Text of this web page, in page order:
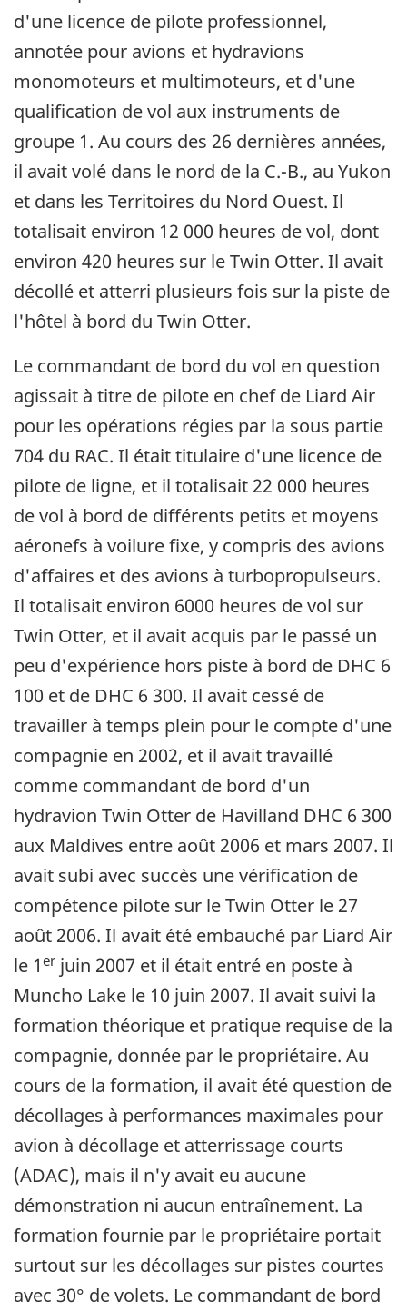
d'une licence de pilote professionnel,
annotée pour avions et hydravions
monomoteurs et multimoteurs, et d'une
qualification de vol aux instruments de
groupe 1. Au cours des 26 dernières années,
il avait volé dans le nord de la C.-B., au Yukon
et dans les Territoires du Nord Ouest. Il
totalisait environ 12 000 heures de vol, dont
environ 420 heures sur le Twin Otter. Il avait
décollé et atterri plusieurs fois sur la piste de
l'hôtel à bord du Twin Otter.
Le commandant de bord du vol en question
agissait à titre de pilote en chef de Liard Air
pour les opérations régies par la sous partie
704 du RAC. Il était titulaire d'une licence de
pilote de ligne, et il totalisait 22 000 heures
de vol à bord de différents petits et moyens
aéronefs à voilure fixe, y compris des avions
d'affaires et des avions à turbopropulseurs.
Il totalisait environ 6000 heures de vol sur
Twin Otter, et il avait acquis par le passé un
peu d'expérience hors piste à bord de DHC 6
100 et de DHC 6 300. Il avait cessé de
travailler à temps plein pour le compte d'une
compagnie en 2002, et il avait travaillé
comme commandant de bord d'un
hydravion Twin Otter de Havilland DHC 6 300
aux Maldives entre août 2006 et mars 2007. Il
avait subi avec succès une vérification de
compétence pilote sur le Twin Otter le 27
août 2006. Il avait été embauché par Liard Air
le 1 er juin 2007 et il était entré en poste à
Muncho Lake le 10 juin 2007. Il avait suivi la
formation théorique et pratique requise de la
compagnie, donnée par le propriétaire. Au
cours de la formation, il avait été question de
décollages à performances maximales pour
avion à décollage et atterrissage courts
(ADAC), mais il n'y avait eu aucune
démonstration ni aucun entraînement. La
formation fournie par le propriétaire portait
surtout sur les décollages sur pistes courtes
avec 30° de volets. Le commandant de bord